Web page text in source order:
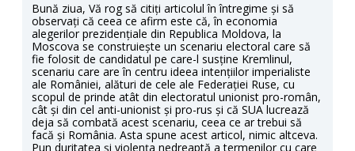
Bună ziua, Vă rog să citiți articolul în întregime și să
observați că ceea ce afirm este că, în economia
alegerilor prezidențiale din Republica Moldova, la
Moscova se construiește un scenariu electoral care să
fie folosit de candidatul pe care-l susține Kremlinul,
scenariu care are în centru ideea intențiilor imperialiste
ale României, alături de cele ale Federației Ruse, cu
scopul de prinde atât din electoratul unionist pro-român,
cât și din cel anti-unionist și pro-rus și că SUA lucrează
deja să combată acest scenariu, ceea ce ar trebui să
facă și România. Asta spune acest articol, nimic altceva.
Pun duritatea și violența nedreaptă a termenilor cu care